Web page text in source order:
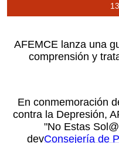
AFEMCE lanza una
comprensión y
En conmemoración
contra la Depresión,
"No Estas
devConsejería de